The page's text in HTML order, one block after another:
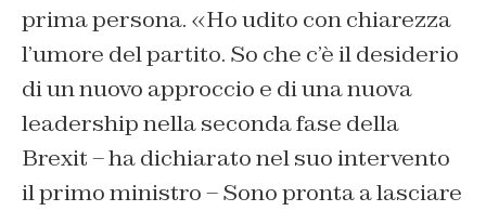
prima persona. «Ho udito con chiarezza
l’umore del partito. So che c’è il desiderio
di un nuovo approccio e di una nuova
leadership nella seconda fase della
Brexit – ha dichiarato nel suo intervento
il primo ministro – Sono pronta a lasciare